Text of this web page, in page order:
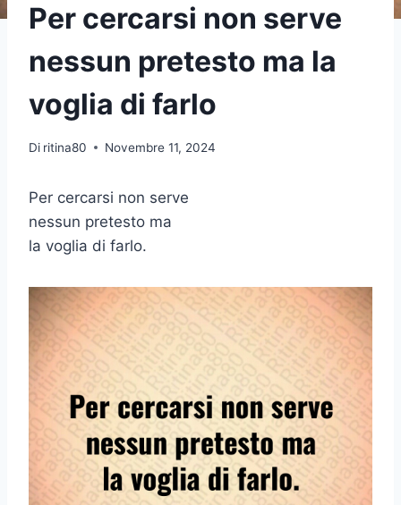
Per cercarsi non serve
nessun pretesto ma la
voglia di farlo
Di ritina80 Novembre 11, 2024
Per cercarsi non serve
nessun pretesto ma
la voglia di farlo.